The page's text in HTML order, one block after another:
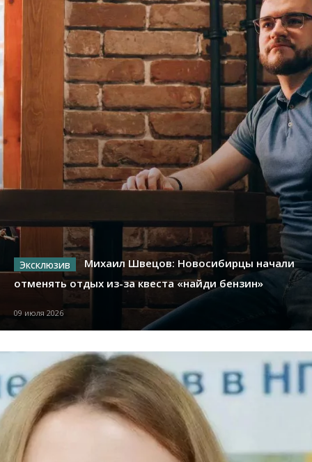
Михаил Швецов: Новосибирцы начали
отменять отдых из-за квеста «найди бензин»
09 июля 2026